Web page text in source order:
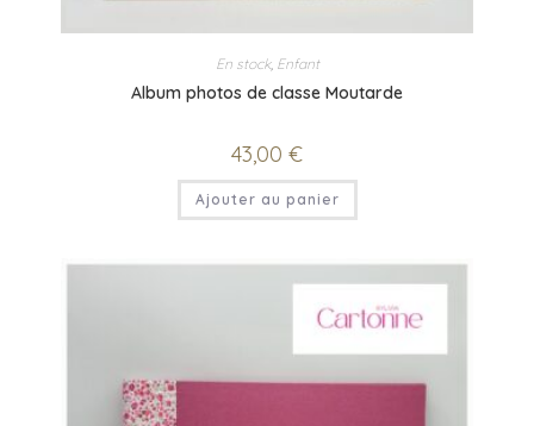
En stock, Enfant
Album photos de classe Moutarde
43,00 €
Ajouter au panier